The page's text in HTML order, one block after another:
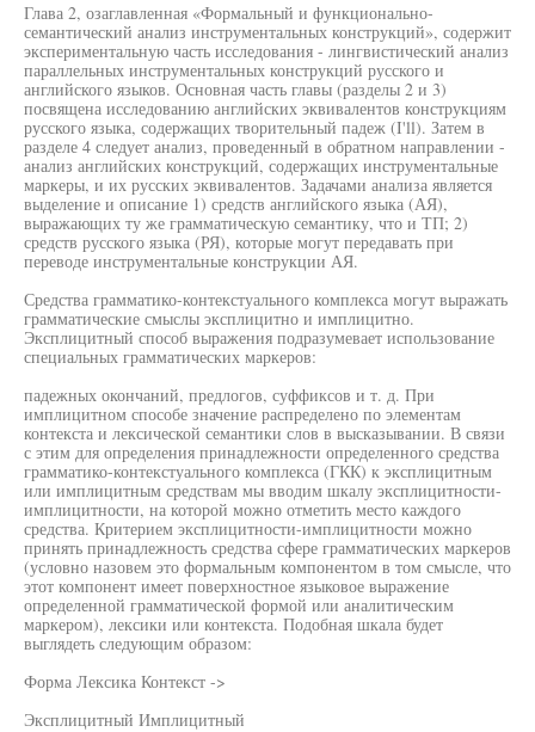
Глава 2, озаглавленная «Формальный и функционально-
семантический анализ инструментальных конструкций», содержит
экспериментальную часть исследования - лингвистический анализ
параллельных инструментальных конструкций русского и
английского языков. Основная часть главы (разделы 2 и 3)
посвящена исследованию английских эквивалентов конструкциям
русского языка, содержащих творительный падеж (I'll). Затем в
разделе 4 следует анализ, проведенный в обратном направлении -
анализ английских конструкций, содержащих инструментальные
маркеры, и их русских эквивалентов. Задачами анализа является
выделение и описание 1) средств английского языка (АЯ),
выражающих ту же грамматическую семантику, что и ТП; 2)
средств русского языка (РЯ), которые могут передавать при
переводе инструментальные конструкции АЯ.
Средства грамматико-контекстуального комплекса могут выражать
грамматические смыслы эксплицитно и имплицитно.
Эксплицитный способ выражения подразумевает использование
специальных грамматических маркеров:
падежных окончаний, предлогов, суффиксов и т. д. При
имплицитном способе значение распределено по элементам
контекста и лексической семантики слов в высказывании. В связи
с этим для определения принадлежности определенного средства
грамматико-контекстуального комплекса (ГКК) к эксплицитным
или имплицитным средствам мы вводим шкалу эксплицитности-
имплицитности, на которой можно отметить место каждого
средства. Критерием эксплицитности-имплицитности можно
принять принадлежность средства сфере грамматических маркеров
(условно назовем это формальным компонентом в том смысле, что
этот компонент имеет поверхностное языковое выражение
определенной грамматической формой или аналитическим
маркером), лексики или контекста. Подобная шкала будет
выглядеть следующим образом:
Форма Лексика Контекст ->
Эксплицитный Имплицитный